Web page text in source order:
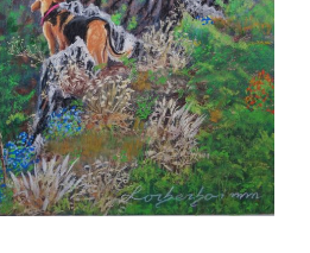
Exhibitiom.
24
May
2019.
פנים
חדר,
טמפרה
ושמן
על
קנווס